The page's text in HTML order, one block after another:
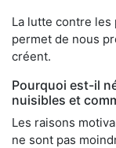
La lutte contre les
permet de nous
créent.
Pourquoi est-il
nuisibles et
Les raisons
ne sont pas